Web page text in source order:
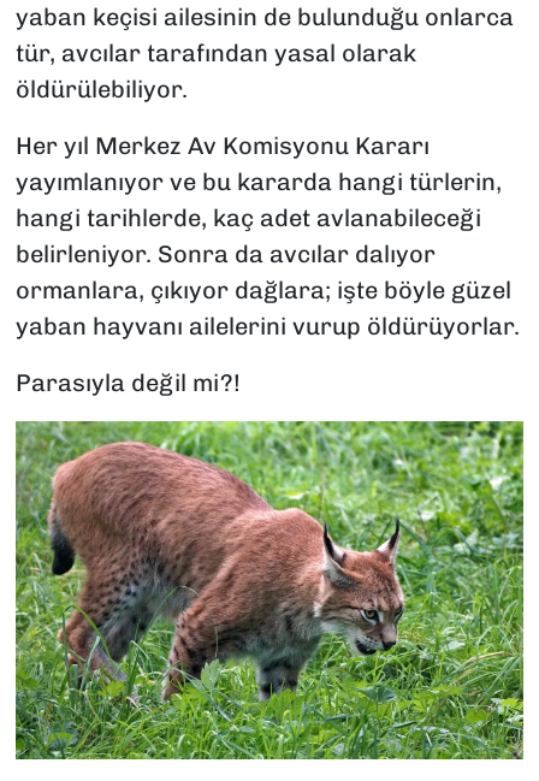
yaban keçisi ailesinin de bulunduğu onlarca
tür, avcılar tarafından yasal olarak
öldürülebiliyor.
Her yıl Merkez Av Komisyonu Kararı
yayımlanıyor ve bu kararda hangi türlerin,
hangi tarihlerde, kaç adet avlanabileceği
belirleniyor. Sonra da avcılar dalıyor
ormanlara, çıkıyor dağlara; işte böyle güzel
yaban hayvanı ailelerini vurup öldürüyorlar.
Parasıyla değil mi?!